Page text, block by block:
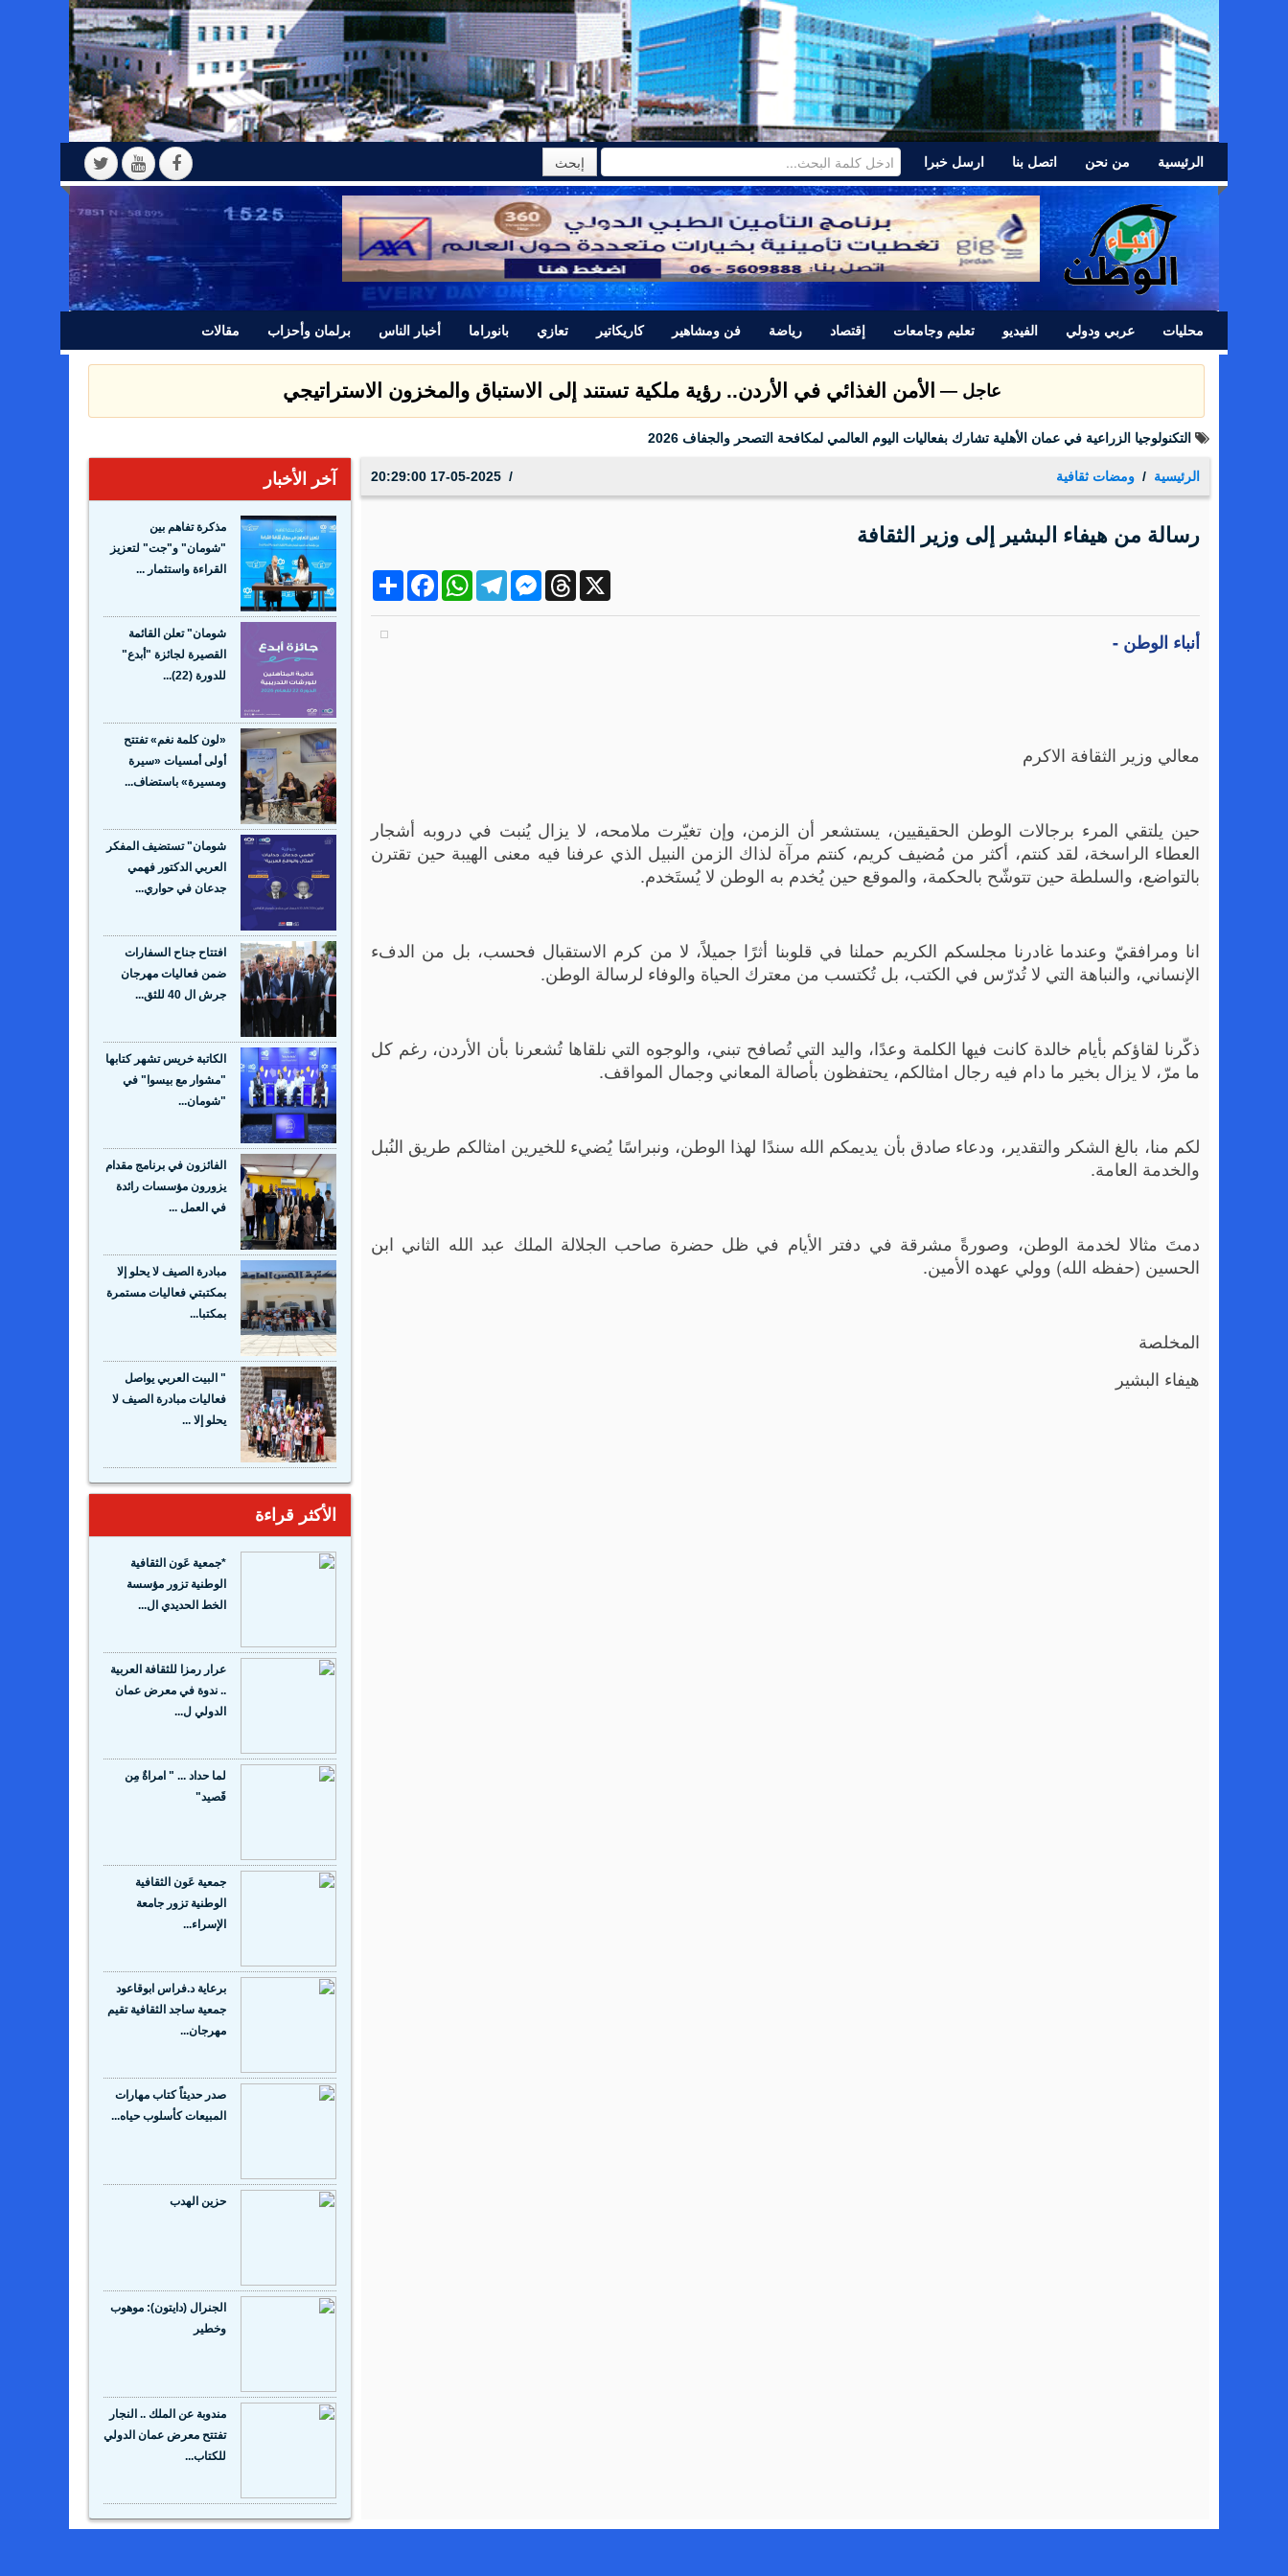
الرئيسية من نحن اتصل بنا ارسل خبرا
محليات عربي ودولي الفيديو تعليم وجامعات إقتصاد رياضة فن ومشاهير كاريكاتير تعازي بانوراما أخبار الناس برلمان وأحزاب مقالات
عاجل —عشائر اللد تتبرأ من المجرم ياسر اللحام الذي قتل نور برغل وتصدر بيانا للرأي العام
التكنولوجيا الزراعية في عمان الأهلية تشارك بفعاليات اليوم العالمي لمكافحة التصحر والجفاف 2026
الرئيسية ومضات ثقافية 17-05-2025 20:29:00
رسالة من هيفاء البشير إلى وزير الثقافة
ShareFacebookWhatsAppTelegramMessengerThreads X
أنباء الوطن -
معالي وزير الثقافة الاكرم
حين يلتقي المرء برجالات الوطن الحقيقيين، يستشعر أن الزمن، وإن تغيّرت ملامحه، لا يزال يُنبت في دروبه أشجار
العطاء الراسخة، لقد كنتم، أكثر من مُضيف كريم، كنتم مرآة لذاك الزمن النبيل الذي عرفنا فيه معنى الهيبة حين تقترن
بالتواضع، والسلطة حين تتوشّح بالحكمة، والموقع حين يُخدم به الوطن لا يُستَخدم.
انا ومرافقيّ وعندما غادرنا مجلسكم الكريم حملنا في قلوبنا أثرًا جميلاً، لا من كرم الاستقبال فحسب، بل من الدفء
الإنساني، والنباهة التي لا تُدرّس في الكتب، بل تُكتسب من معترك الحياة والوفاء لرسالة الوطن.
ذكّرنا لقاؤكم بأيام خالدة كانت فيها الكلمة وعدًا، واليد التي تُصافح تبني، والوجوه التي نلقاها تُشعرنا بأن الأردن، رغم كل
ما مرّ، لا يزال بخير ما دام فيه رجال امثالكم، يحتفظون بأصالة المعاني وجمال المواقف.
لكم منا، بالغ الشكر والتقدير، ودعاء صادق بأن يديمكم الله سندًا لهذا الوطن، ونبراسًا يُضيء للخيرين امثالكم طريق النُبل
والخدمة العامة.
دمتَ مثالا لخدمة الوطن، وصورةً مشرقة في دفتر الأيام في ظل حضرة صاحب الجلالة الملك عبد الله الثاني ابن
الحسين (حفظه الله) وولي عهده الأمين.
المخلصة
هيفاء البشير
آخر الأخبار
مذكرة تفاهم بين
"شومان" و"جت" لتعزيز
القراءة واستثمار ...
شومان" تعلن القائمة
القصيرة لجائزة "أبدع"
للدورة (22)...
«لون كلمة نغم» تفتتح
أولى أمسيات «سيرة
ومسيرة» باستضاف...
شومان" تستضيف المفكر
العربي الدكتور فهمي
جدعان في حواري...
افتتاح جناح السفارات
ضمن فعاليات مهرجان
جرش ال 40 للثق...
الكاتبة خريس تشهر كتابها
"مشوار مع بيسوا" في
"شومان...
الفائزون في برنامج مقدام
يزورون مؤسسات رائدة
في العمل ...
مبادرة الصيف لا يحلو إلا
بمكتبتي فعاليات مستمرة
بمكتبا...
" البيت العربي يواصل
فعاليات مبادرة الصيف لا
يحلو إلا ...
الأكثر قراءة
*جمعية عَون الثقافية
الوطنية تزور مؤسسة
الخط الحديدي ال...
عرار رمزا للثقافة العربية
.. ندوة في معرض عمان
الدولي ل...
لما حداد ... " امراةٌ مِن
قَصيد"
جمعية عَون الثقافية
الوطنية تزور جامعة
الإسراء...
برعاية د.فراس ابوقاعود
جمعية ساجد الثقافية تقيم
مهرجان...
صدر حديثاً كتاب مهارات
المبيعات كأسلوب حياه...
حزين الهدب
الجنرال (دايتون): موهوب
وخطير
مندوبة عن الملك .. النجار
تفتتح معرض عمان الدولي
للكتاب...